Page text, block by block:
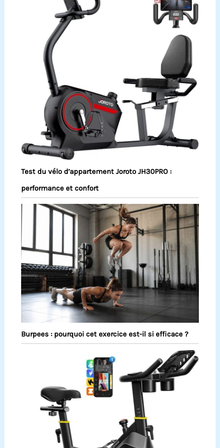
Test du vélo d’appartement Joroto JH30PRO :
performance et confort
Burpees : pourquoi cet exercice est-il si efficace ?